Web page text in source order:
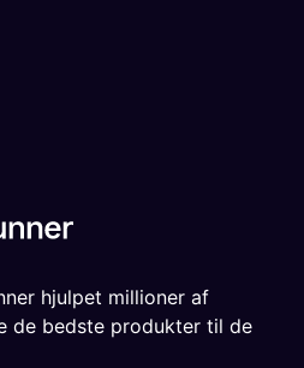
hjulpet millioner af
de bedste produkter til de